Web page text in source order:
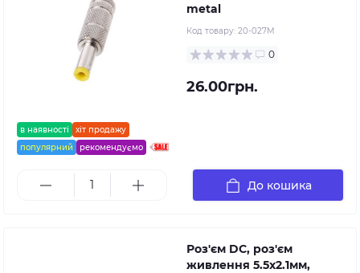
в наявності
хіт продажу
популярний
рекомендуємо
metal
Код товару: 20-027M
0
26.00грн.
До кошика
Роз'єм DC, роз'єм
живлення 5.5x2.1мм,